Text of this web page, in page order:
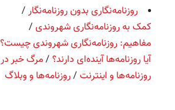
روزنامه‌نگاری بدون روزنامه‌نگار /
کمک به روزنامه‌نگاری شهروندی /
مفاهیم: روزنامه‌نگاری شهروندی چیست؟
آیا روزنامه‌ها آینده‌ای دارند؟ /مرگ خبر
روزنامه‌ها و اینترنت /روزنامه‌ها و وبلاگ